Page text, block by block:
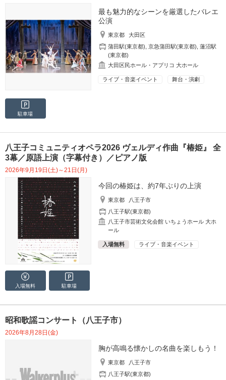
最も魅力的なシーンを厳選したバレエ
公演
東京都
大田区
蒲田駅(東京都) ,京急蒲田駅(東京都) ,蓮沼駅
(東京都)
大田区民ホール・アプリコ 大ホール
ライブ・音楽イベント 舞台・演劇
駐車場
八王子コミュニティオペラ2026 ヴェルディ作曲『椿姫』 全
3幕／原語上演（字幕付き）／ピアノ版
2026年9月19日(土)～21日(月)
今回の椿姫は、約7年ぶりの上演
東京都
八王子市
八王子駅(東京都)
八王子市芸術文化会館 いちょうホール 大ホ
ール
入場無料 ライブ・音楽イベント
入場無料 駐車場
昭和歌謡コンサート（八王子市）
2026年8月28日(金)
胸が高鳴る懐かしの名曲を楽しもう！
東京都
八王子市
八王子駅(東京都)